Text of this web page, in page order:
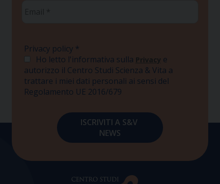
Privacy policy *
Ho letto l'informativa sulla Privacy e
autorizzo il Centro Studi Scienza & Vita a
trattare i miei dati personali ai sensi del
Regolamento UE 2016/679